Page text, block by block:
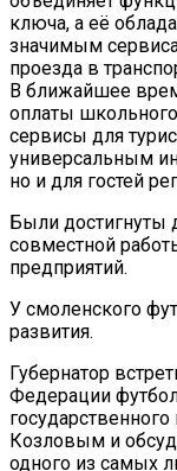
ключа, а её
значимым
проезда в
В ближайшее
оплаты
сервисы для
универсальным
но и для гостей
Были достигнуты
совместной
предприятий.
У смоленского
развития.
Губернатор
Федерации
Козловым и
одного из самых